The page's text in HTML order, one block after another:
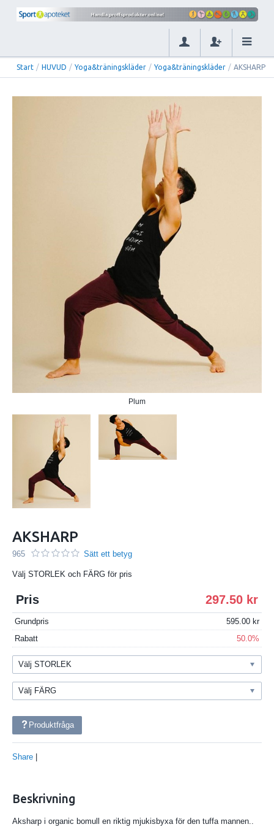
Start / HUVUD / Yoga&träningskläder / Yoga&träningskläder / AKSHARP
Plum
AKSHARP
965 Sätt ett betyg
Välj STORLEK och FÄRG för pris
Pris 297.50
Grundpris
595.00
Rabatt
50.0%
Produktfråga
Share
Beskrivning
Aksharp i organic bomull en riktig mjukisbyxa för den tuffa mannen..